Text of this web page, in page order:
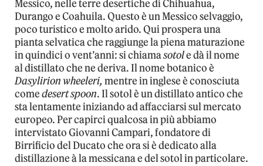
Messico, nelle terre desertiche di Chihuahua,
Durango e Coahuila. Questo è un Messico selvaggio,
poco turistico e molto arido. Qui prospera una
pianta selvatica che raggiunge la piena maturazione
in quindici o vent’anni: si chiamasotole dà il nome
al distillato che ne deriva. Il nome botanico è
Dasylirion wheeleri, mentre in inglese è conosciuta
comedesert spoon. Il sotol è un distillato antico che
sta lentamente iniziando ad affacciarsi sul mercato
europeo. Per capirci qualcosa in più abbiamo
intervistato Giovanni Campari, fondatore di
Birrificio del Ducato che ora si è dedicato alla
distillazione à la messicana e del sotol in particolare.